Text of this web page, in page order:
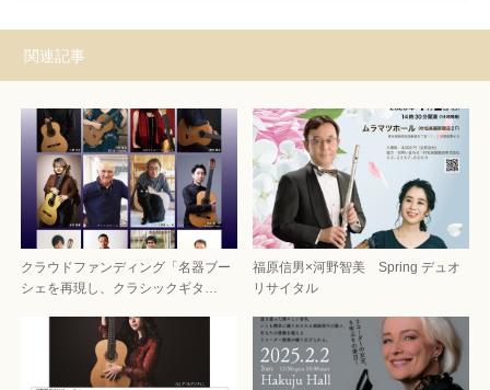
関連記事
クラウドファンディング「名器ブー
シェを再現し、クラシックギタ…
福原信男×河野智美 Spring デュオ
リサイタル